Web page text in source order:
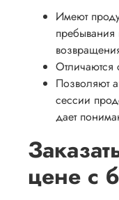
Имеют
пребывания
Отличаются
Позволяют
сессии
дает
цене с